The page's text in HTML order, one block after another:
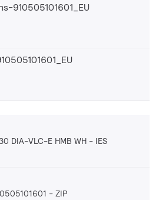
910505101601_EU
DIA-VLC-E HMB WH IES
ZIP